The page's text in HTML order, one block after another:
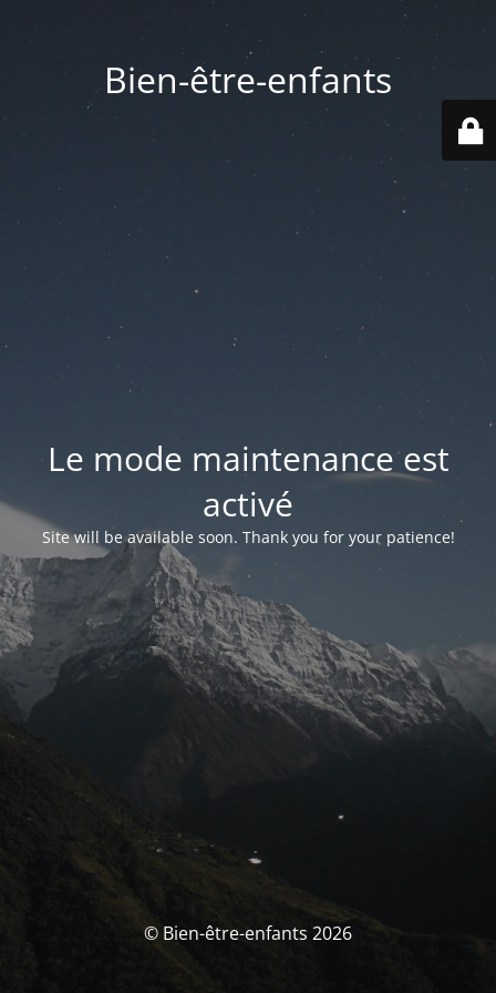
Bien-être-enfants
Le mode maintenance est
activé
Site will be available soon. Thank you for your patience!
© Bien-être-enfants 2026